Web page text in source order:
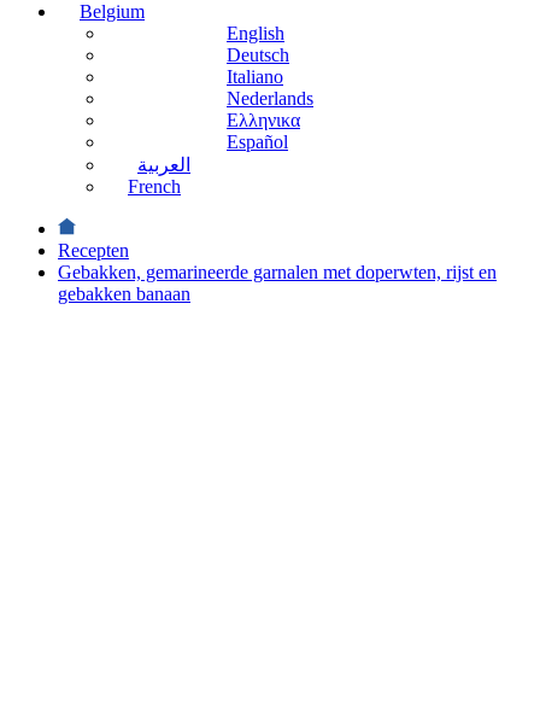
Belgium
English
Deutsch
Italiano
Nederlands
Ελληνικα
Español
العربية
French
Recepten
Gebakken, gemarineerde garnalen met doperwten, rijst en
gebakken banaan